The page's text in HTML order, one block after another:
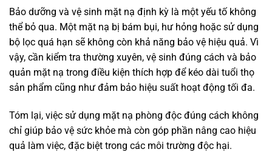
Bảo dưỡng và vệ sinh mặt nạ định kỳ là một yếu tố không
thể bỏ qua. Một mặt nạ bị bám bụi, hư hỏng hoặc sử dụng
bộ lọc quá hạn sẽ không còn khả năng bảo vệ hiệu quả. Vì
vậy, cần kiểm tra thường xuyên, vệ sinh đúng cách và bảo
quản mặt nạ trong điều kiện thích hợp để kéo dài tuổi thọ
sản phẩm cũng như đảm bảo hiệu suất hoạt động tối đa.
Tóm lại, việc sử dụng mặt nạ phòng độc đúng cách không
chỉ giúp bảo vệ sức khỏe mà còn góp phần nâng cao hiệu
quả làm việc, đặc biệt trong các môi trường độc hại.